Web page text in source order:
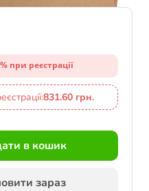
при реєстрації
831.60 грн.
в кошик
зараз